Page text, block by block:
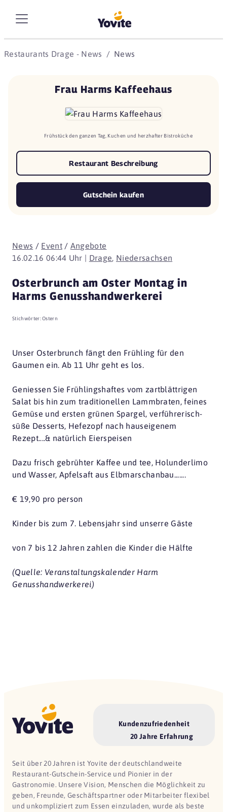
Restaurants Drage - News News
News / Event/ Angebote
16.02.16 06:44 Uhr | Drage, Niedersachsen
Osterbrunch am Oster Montag in
Harms Genusshandwerkerei
Stichwörter:Ostern
Unser Osterbrunch fängt den Frühling für den
Gaumen ein. Ab 11 Uhr geht es los.
Geniessen Sie Frühlingshaftes vom zartblättrigen
Salat bis hin zum traditionellen Lammbraten, feines
Gemüse und ersten grünen Spargel, verführerisch-
süße Desserts, Hefezopf nach hauseigenem
Rezept....& natürlich Eierspeisen
Dazu frisch gebrühter Kaffee und tee, Holunderlimo
und Wasser, Apfelsaft aus Elbmarschanbau.......
€ 19,90 pro person
Kinder bis zum 7. Lebensjahr sind unserre Gäste
von 7 bis 12 Jahren zahlen die Kinder die Hälfte
(Quelle: Veranstaltungskalender Harm
Genusshandwerkerei)
Frau Harms Kaffeehaus
Frühstück den ganzen Tag, Kuchen und herzhafter Bistroküche
Restaurant Beschreibung
Gutschein kaufen
Kundenzufriedenheit
20 Jahre Erfahrung
Seit über 20 Jahren ist Yovite der deutschlandweite
Restaurant-Gutschein-Service und Pionier in der
Gastronomie. Unsere Vision, Menschen die Möglichkeit zu
geben, Freunde, Geschäftspartner oder Mitarbeiter flexibel
und unkompliziert zum Essen einzuladen, wurde als beste